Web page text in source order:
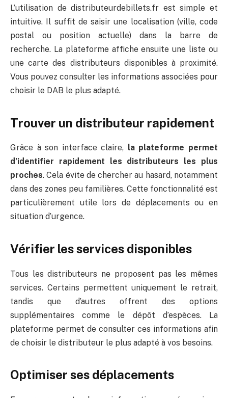
L’utilisation de distributeurdebillets.fr est simple et
intuitive. Il suffit de saisir une localisation (ville, code
postal ou position actuelle) dans la barre de
recherche. La plateforme affiche ensuite une liste ou
une carte des distributeurs disponibles à proximité.
Vous pouvez consulter les informations associées pour
choisir le DAB le plus adapté.
Trouver un distributeur rapidement
Grâce à son interface claire, la plateforme permet
d’identifier rapidement les distributeurs les plus
proches. Cela évite de chercher au hasard, notamment
dans des zones peu familières. Cette fonctionnalité est
particulièrement utile lors de déplacements ou en
situation d’urgence.
Vérifier les services disponibles
Tous les distributeurs ne proposent pas les mêmes
services. Certains permettent uniquement le retrait,
tandis que d’autres offrent des options
supplémentaires comme le dépôt d’espèces. La
plateforme permet de consulter ces informations afin
de choisir le distributeur le plus adapté à vos besoins.
Optimiser ses déplacements